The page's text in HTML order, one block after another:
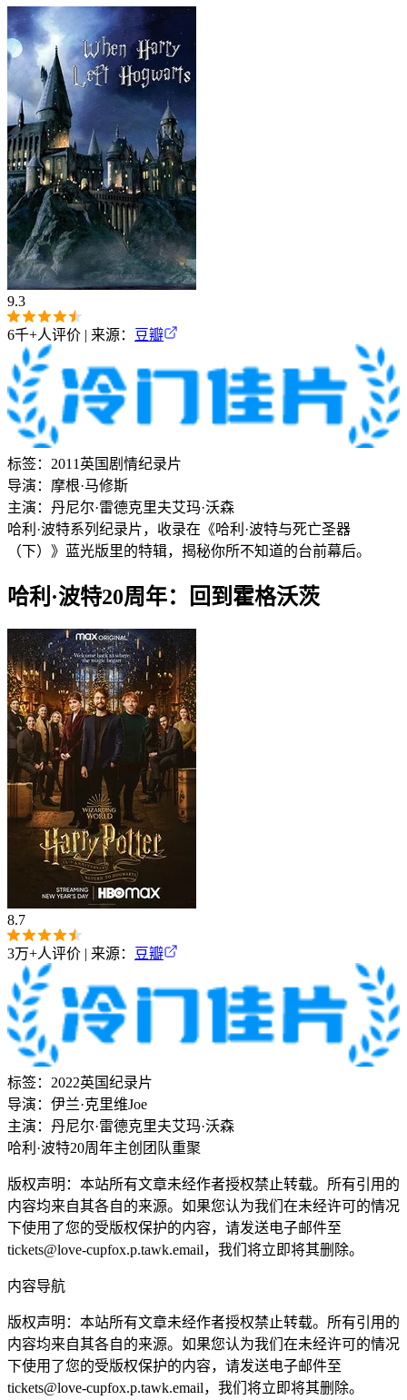
9.3
6千+人评价 | 来源： 豆瓣
标签： 2011 英国 剧情纪录片
导演： 摩根·马修斯
主演： 丹尼尔·雷德克里夫艾玛·沃森
哈利·波特系列纪录片，收录在《哈利·波特与死亡圣器
（下）》蓝光版里的特辑，揭秘你所不知道的台前幕后。
哈利·波特20周年：回到霍格沃茨
8.7
3万+人评价 | 来源： 豆瓣
标签： 2022英国纪录片
导演： 伊兰·克里维Joe
主演： 丹尼尔·雷德克里夫艾玛·沃森
哈利·波特20周年主创团队重聚
版权声明：本站所有文章未经作者授权禁止转载。所有引用的
内容均来自其各自的来源。如果您认为我们在未经许可的情况
下使用了您的受版权保护的内容，请发送电子邮件至
tickets@love-cupfox.p.tawk.email，我们将立即将其删除。
内容导航
版权声明：本站所有文章未经作者授权禁止转载。所有引用的
内容均来自其各自的来源。如果您认为我们在未经许可的情况
下使用了您的受版权保护的内容，请发送电子邮件至
tickets@love-cupfox.p.tawk.email，我们将立即将其删除。